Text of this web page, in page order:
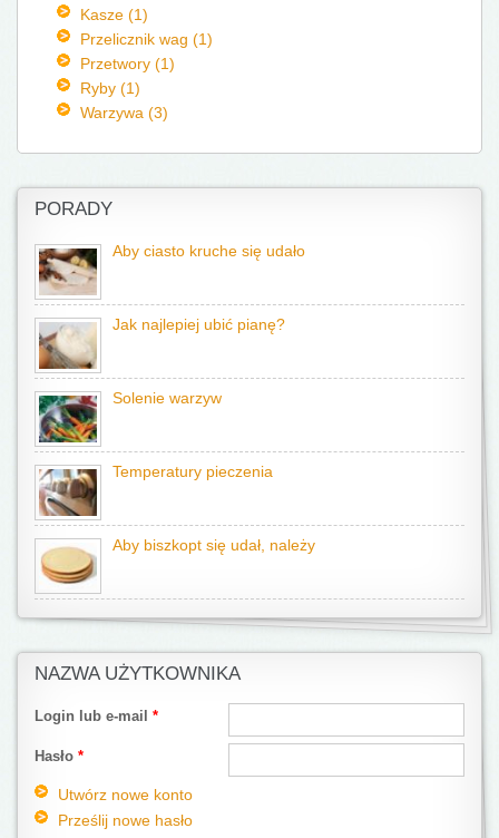
Kasze (1)
Przelicznik wag (1)
Przetwory (1)
Ryby (1)
Warzywa (3)
PORADY
Aby ciasto kruche się udało
Jak najlepiej ubić pianę?
Solenie warzyw
Temperatury pieczenia
Aby biszkopt się udał, należy
NAZWA UŻYTKOWNIKA
Login lub e-mail *
Hasło *
Utwórz nowe konto
Prześlij nowe hasło